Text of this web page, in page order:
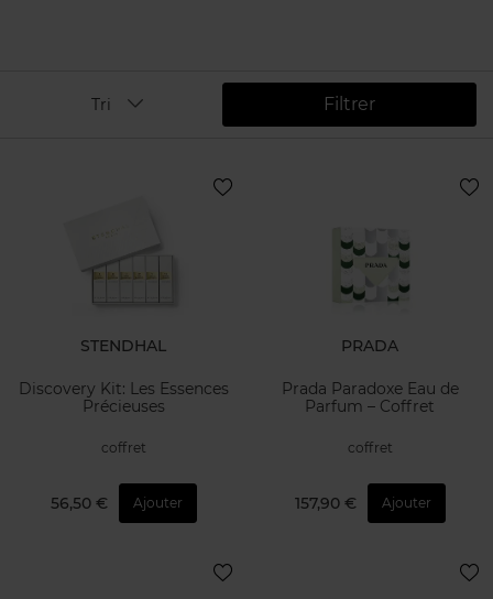
Filtrer
Tri
STENDHAL
Discovery Kit: Les Essences
Précieuses
coffret
56,50 € Ajouter
PRADA
Prada Paradoxe Eau de
Parfum – Coffret
coffret
157,90 € Ajouter